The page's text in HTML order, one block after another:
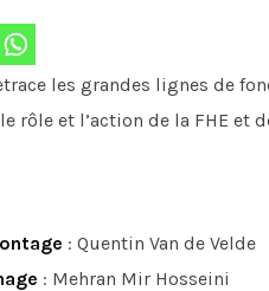
les grandes lignes de
rôle et l’action de la FHE et
: Quentin Van de Velde
: Mehran Mir Hosseini